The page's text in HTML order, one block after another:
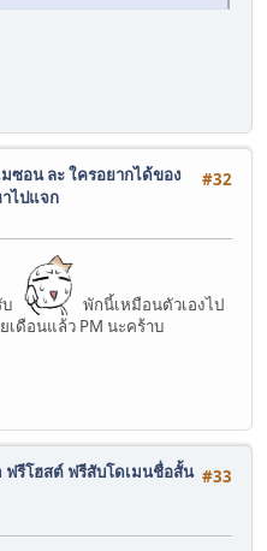
#32
ซอน ละ ใครอยากได้ของ
ไปแจก
พักนี้เหมือนตัวเองไป
ดือนแล้ว PM นะคร้าบ
#33
ฟรีโฮสต์ ฟรีสับโดเมนชื่อสั้น